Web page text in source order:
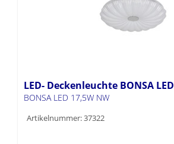
LED- Deckenleuchte BONSA LED
BONSA LED 17,5W NW
Artikelnummer: 37322